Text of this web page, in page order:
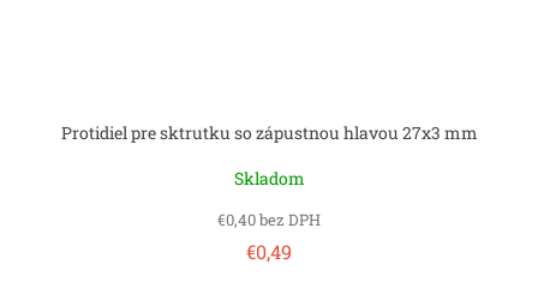
Protidiel pre sktrutku so zápustnou hlavou 27x3 mm
Skladom
€0,40 bez DPH
€0,49